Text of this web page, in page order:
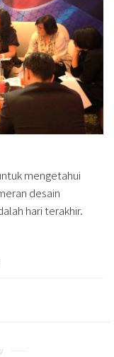
mengetahui
desain
hari terakhir.